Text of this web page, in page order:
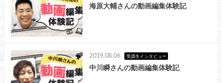
海原大輔さんの動画編集体験記
2019.08.06 受講生インタビュー
中川瞬さんの動画編集体験記